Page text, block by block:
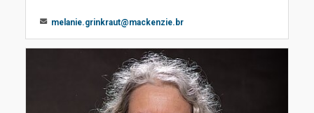
melanie.grinkraut@mackenzie.br